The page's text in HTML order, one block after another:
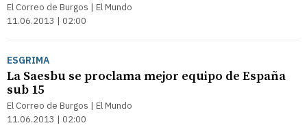
El Correo de Burgos | El Mundo
11.06.2013 | 02:00
ESGRIMA
La Saesbu se proclama mejor equipo de España
sub 15
El Correo de Burgos | El Mundo
11.06.2013 | 02:00